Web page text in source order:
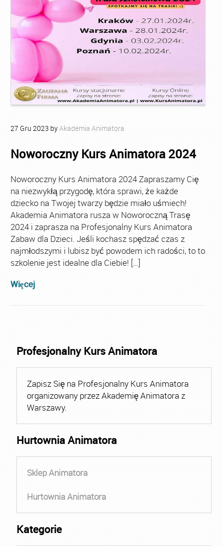
27 Gru 2023 byAkademia Animatora
Noworoczny Kurs Animatora 2024
Noworoczny Kurs Animatora 2024 Zapraszamy Cię
na niezwykłą przygodę, która sprawi, że każde
dziecko na Twojej twarzy będzie miało uśmiech!
Akademia Animatora rusza w Noworoczną Trasę
2024 i zaprasza na Profesjonalny Kurs Animatora
Zabaw dla Dzieci. Jeśli kochasz spędzać czas z
najmłodszymi i lubisz być powodem ich radości, to to
szkolenie jest idealne dla Ciebie! […]
Więcej
Profesjonalny Kurs Animatora
Zapisz Się na Profesjonalny Kurs Animatora
organizowany przez Akademię Animatora z
Warszawy.
Hurtownia Animatora
Sklep Animatora
Hurtownia Animatora
Kategorie